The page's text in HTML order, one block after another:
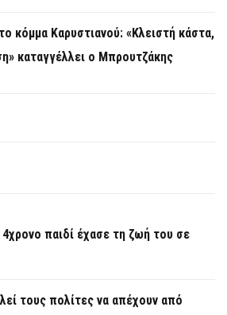
κόμμα Καρυστιανού: «Κλειστή κάστα,
καταγγέλλει ο Μπρουτζάκης
παιδί έχασε τη ζωή του σε
τους πολίτες να απέχουν από